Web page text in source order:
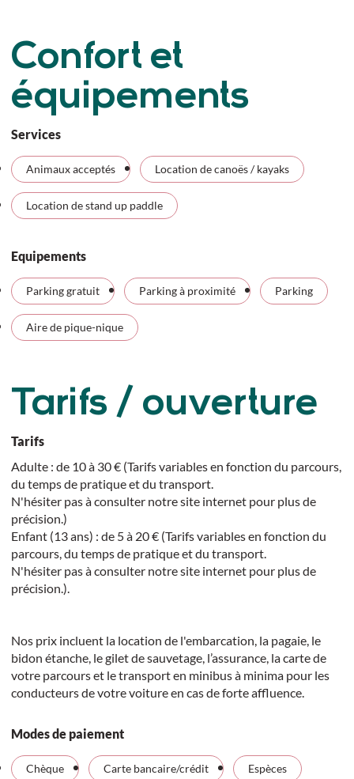
Confort et
équipements
Services
Animaux acceptés Location de canoës / kayaks
Location de stand up paddle
Equipements
Parking gratuit Parking à proximité Parking
Aire de pique-nique
Tarifs / ouverture
Tarifs
Adulte : de 10 à 30 € (Tarifs variables en fonction du parcours,
du temps de pratique et du transport.
N'hésiter pas à consulter notre site internet pour plus de
précision.)
Enfant (13 ans) : de 5 à 20 € (Tarifs variables en fonction du
parcours, du temps de pratique et du transport.
N'hésiter pas à consulter notre site internet pour plus de
précision.).
Nos prix incluent la location de l'embarcation, la pagaie, le
bidon étanche, le gilet de sauvetage, l’assurance, la carte de
votre parcours et le transport en minibus à minima pour les
conducteurs de votre voiture en cas de forte affluence.
Modes de paiement
Chèque Carte bancaire/crédit Espèces